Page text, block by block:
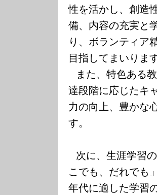
性を活かし、創造
備、内容の充実と
り、ボランティア
目指してまいります
また、特色ある
達段階に応じたキ
力の向上、豊かな
す。
次に、生涯学習
こでも、だれでも
年代に適した学習